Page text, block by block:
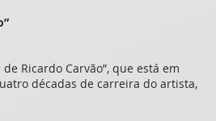
Ricardo Carvão”, que está em
décadas de carreira do artista,